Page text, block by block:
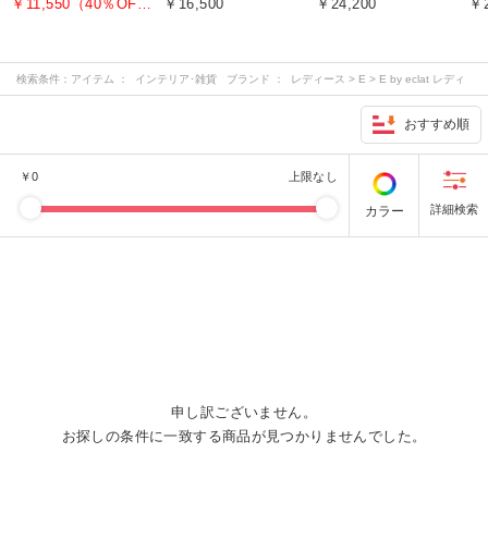
￥11,550（40％OFF） ￥16,500 ￥24,200
検索条件： アイテム ： インテリア･雑貨 ブランド ： レディース > E > E by eclat レディ
おすすめ順
￥0 上限なし
カラー
申し訳ございません。
お探しの条件に一致する商品が見つかりませんでした。